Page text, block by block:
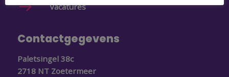
Vacatures
Contactgegevens
Paletsingel 38c
2718 NT Zoetermeer